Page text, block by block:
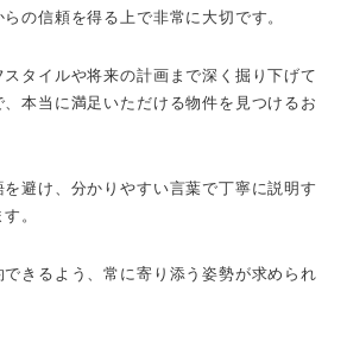
の信頼を得る上で非常に大切です。
スタイルや将来の計画まで深く掘り下げて
本当に満足いただける物件を見つけるお
避け、分かりやすい言葉で丁寧に説明す
。
きるよう、常に寄り添う姿勢が求められ